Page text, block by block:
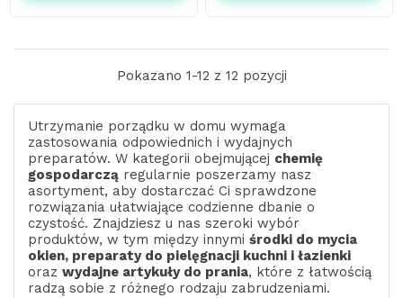
Pokazano 1-12 z 12 pozycji
Utrzymanie porządku w domu wymaga
zastosowania odpowiednich i wydajnych
preparatów. W kategorii obejmującej chemię
gospodarczą regularnie poszerzamy nasz
asortyment, aby dostarczać Ci sprawdzone
rozwiązania ułatwiające codzienne dbanie o
czystość. Znajdziesz u nas szeroki wybór
produktów, w tym między innymi środki do mycia
okien, preparaty do pielęgnacji kuchni i łazienki
oraz wydajne artykuły do prania, które z łatwością
radzą sobie z różnego rodzaju zabrudzeniami.